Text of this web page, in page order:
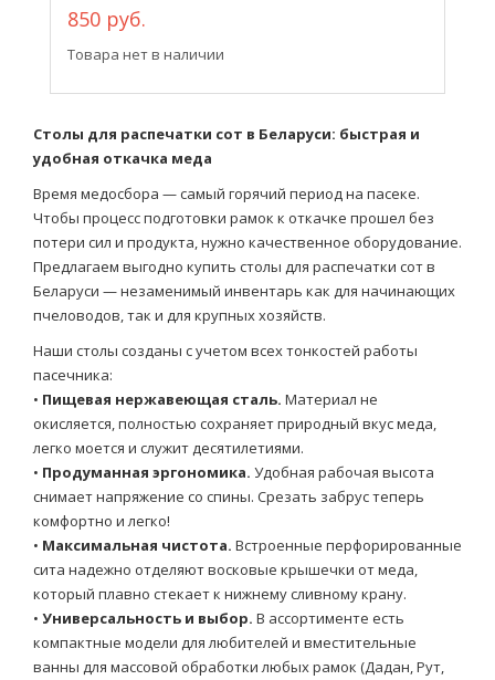
850 руб.
Товара нет в наличии
Столы для распечатки сот в Беларуси: быстрая и
удобная откачка меда
Время медосбора — самый горячий период на пасеке.
Чтобы процесс подготовки рамок к откачке прошел без
потери сил и продукта, нужно качественное оборудование.
Предлагаем выгодно купить столы для распечатки сот в
Беларуси — незаменимый инвентарь как для начинающих
пчеловодов, так и для крупных хозяйств.
Наши столы созданы с учетом всех тонкостей работы
пасечника:
• Пищевая нержавеющая сталь. Материал не
окисляется, полностью сохраняет природный вкус меда,
легко моется и служит десятилетиями.
• Продуманная эргономика. Удобная рабочая высота
снимает напряжение со спины. Срезать забрус теперь
комфортно и легко!
• Максимальная чистота. Встроенные перфорированные
сита надежно отделяют восковые крышечки от меда,
который плавно стекает к нижнему сливному крану.
• Универсальность и выбор. В ассортименте есть
компактные модели для любителей и вместительные
ванны для массовой обработки любых рамок (Дадан, Рут,